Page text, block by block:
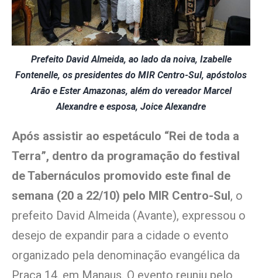
Prefeito David Almeida, ao lado da noiva, Izabelle
Fontenelle, os presidentes do MIR Centro-Sul, apóstolos
Arão e Ester Amazonas, além do vereador Marcel
Alexandre e esposa, Joice Alexandre
Após assistir ao espetáculo “Rei de toda a
Terra”, dentro da programação do festival
de Tabernáculos promovido este final de
semana (20 a 22/10) pelo MIR Centro-Sul , o
prefeito David Almeida (Avante), expressou o
desejo de expandir para a cidade o evento
organizado pela denominação evangélica da